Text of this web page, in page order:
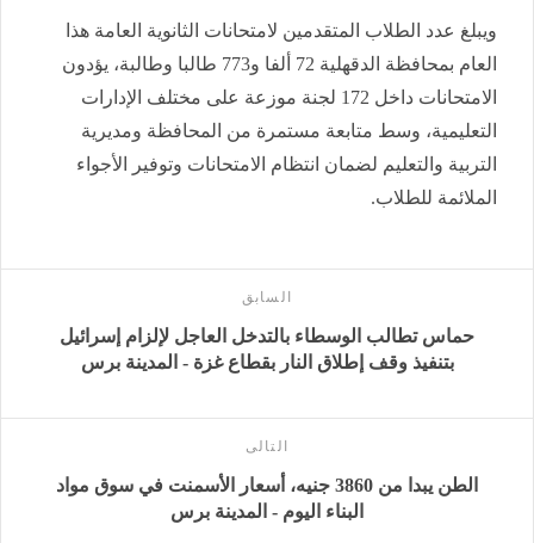
ويبلغ عدد الطلاب المتقدمين لامتحانات الثانوية العامة هذا
العام بمحافظة الدقهلية 72 ألفا و773 طالبا وطالبة، يؤدون
الامتحانات داخل 172 لجنة موزعة على مختلف الإدارات
التعليمية، وسط متابعة مستمرة من المحافظة ومديرية
التربية والتعليم لضمان انتظام الامتحانات وتوفير الأجواء
الملائمة للطلاب.
السابق
حماس تطالب الوسطاء بالتدخل العاجل لإلزام إسرائيل
بتنفيذ وقف إطلاق النار بقطاع غزة - المدينة برس
التالى
الطن يبدا من 3860 جنيه، أسعار الأسمنت في سوق مواد
البناء اليوم - المدينة برس